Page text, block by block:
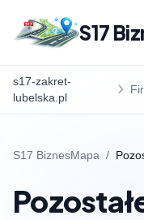
S17
s17-zakret-
lubelska.pl
S17 BiznesMapa /